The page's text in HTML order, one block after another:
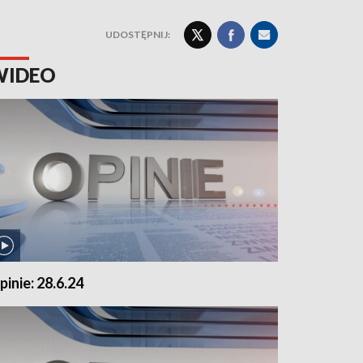
UDOSTĘPNIJ:
28.6.24